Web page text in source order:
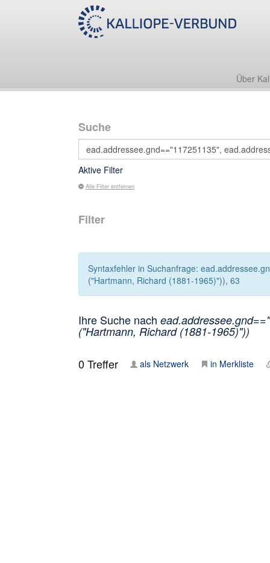
Über
Suche
Aktive Filter
Alle Filter entfernen
Filter
Syntaxfehler in Suchanfrage:
("Hartmann, Richard (1881-1965)")), 63
Ihre Suche nach
("Hartmann, Richard (1881-1965)"))
0Treffer als Netzwerk in Merkliste